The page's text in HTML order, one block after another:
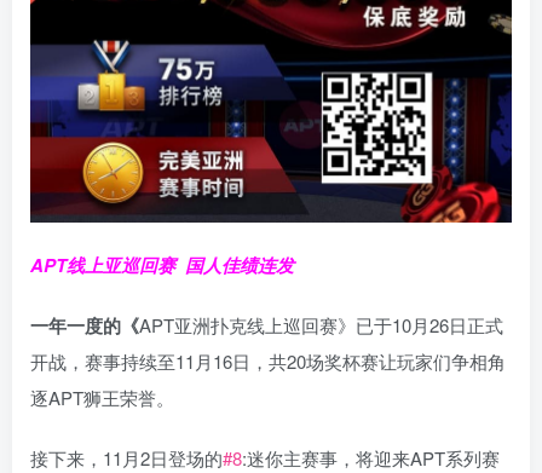
APT线上亚巡回赛 国人佳绩连发
一年一度的《APT亚洲扑克线上巡回赛》已于10月26日正式
开战，赛事持续至11月16日，共20场奖杯赛让玩家们争相角
逐APT狮王荣誉。
接下来，11月2日登场的#8:迷你主赛事，将迎来APT系列赛